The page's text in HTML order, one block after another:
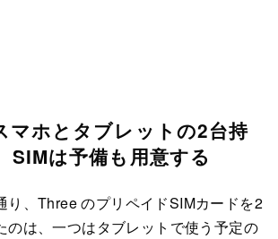
マホとタブレットの2台持
SIMは予備も用意する
り、Three のプリペイドSIMカードを2
のは、一つはタブレットで使う予定の